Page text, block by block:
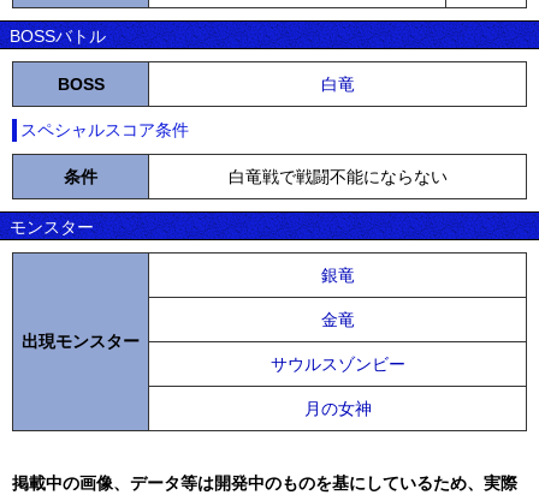
BOSSバトル
BOSS 白竜
スペシャルスコア条件
条件 白竜戦で戦闘不能にならない
モンスター
出現モンスター
銀竜
金竜
サウルスゾンビー
月の女神
掲載中の画像、データ等は開発中のものを基にしているため、実際